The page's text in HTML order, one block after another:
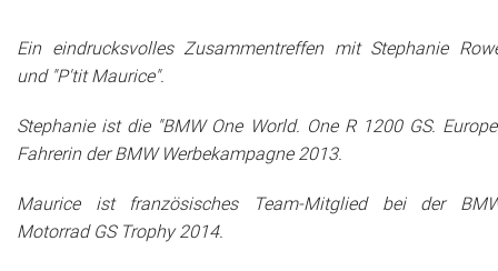
Ein eindrucksvolles Zusammentreffen mit Stephanie
und "P'tit Maurice".
Stephanie ist die "BMW One World. One R 1200 GS.
Fahrerin der BMW Werbekampagne 2013.
Maurice ist französisches Team-Mitglied bei der
Motorrad GS Trophy 2014.